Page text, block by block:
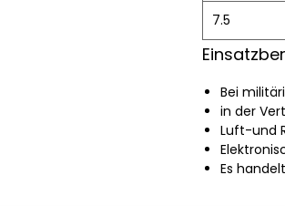
7.5
Bei
in der
Luft-und
Es